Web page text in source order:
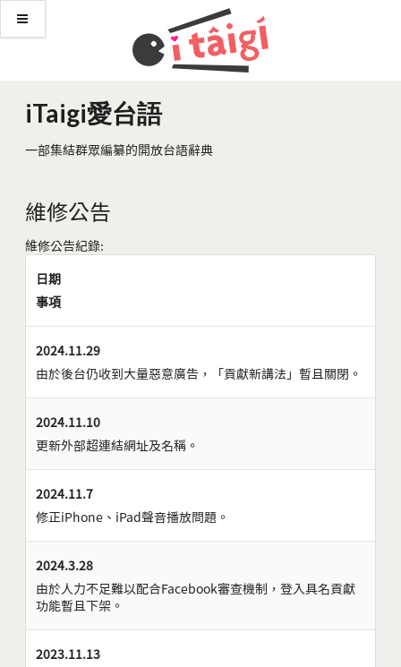
iTaigi愛台語
一部集結群眾編纂的開放台語辭典
維修公告
維修公告紀錄:
日期
事項
2024.11.29
由於後台仍收到大量惡意廣告，「貢獻新講法」暫且關閉。
2024.11.10
更新外部超連結網址及名稱。
2024.11.7
修正iPhone、iPad聲音播放問題。
2024.3.28
由於人力不足難以配合Facebook審查機制，登入具名貢獻
功能暫且下架。
2023.11.13